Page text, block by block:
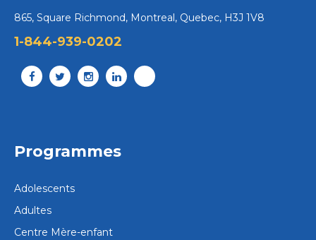
865, Square Richmond, Montreal, Quebec, H3J 1V8
1-844-939-0202
Programmes
Adolescents
Adultes
Centre Mère-enfant